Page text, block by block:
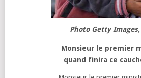
Photo Getty Images,
Monsieur le premier
quand finira ce